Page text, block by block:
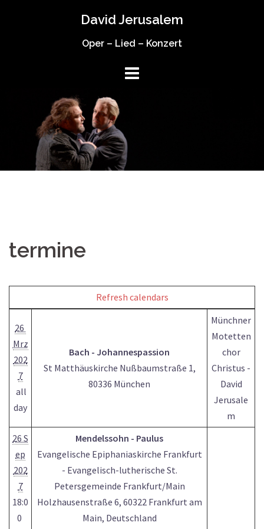
David Jerusalem
Oper – Lied – Konzert
termine
Refresh calendars
26
Mrz
202
7
all
day
Bach - Johannespassion
St Matthäuskirche Nußbaumstraße 1,
80336 München
Münchner
Motetten
chor
Christus -
David
Jerusale
m
26 S
ep
202
7
18:0
0
Mendelssohn - Paulus
Evangelische Epiphaniaskirche Frankfurt
- Evangelisch-lutherische St.
Petersgemeinde Frankfurt/Main
Holzhausenstraße 6, 60322 Frankfurt am
Main, Deutschland